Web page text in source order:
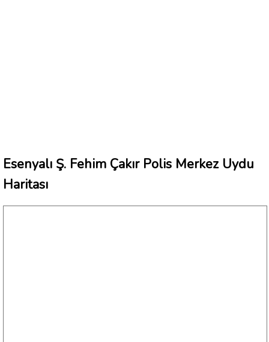
Esenyalı Ş. Fehim Çakır Polis Merkez Uydu
Haritası